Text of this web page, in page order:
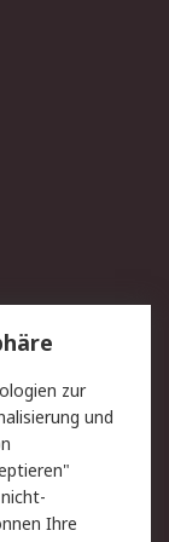
zur
und
Ihre